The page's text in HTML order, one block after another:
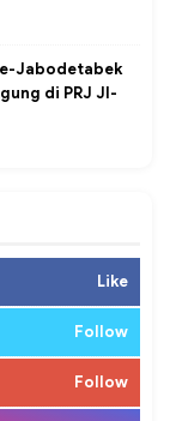
Jabodetabek
di PRJ JI-
Like
Follow
Follow